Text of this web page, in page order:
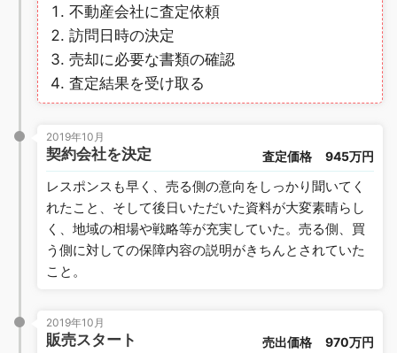
不動産会社に査定依頼
訪問日時の決定
売却に必要な書類の確認
査定結果を受け取る
2019年10月
契約会社を決定 査定価格 945万円
レスポンスも早く、売る側の意向をしっかり聞いてく
れたこと、そして後日いただいた資料が大変素晴らし
く、地域の相場や戦略等が充実していた。売る側、買
う側に対しての保障内容の説明がきちんとされていた
こと。
2019年10月
販売スタート 売出価格 970万円